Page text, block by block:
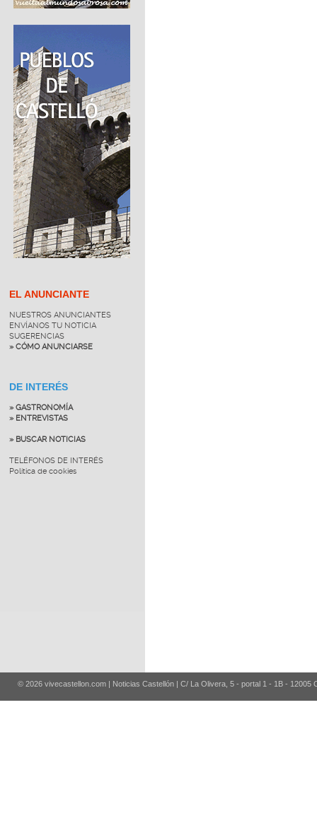
EL ANUNCIANTE
NUESTROS ANUNCIANTES
ENVÍANOS TU NOTICIA
SUGERENCIAS
» CÓMO ANUNCIARSE
DE INTERÉS
» GASTRONOMÍA
» ENTREVISTAS
» BUSCAR NOTICIAS
TELÉFONOS DE INTERÉS
Política de cookies
© 2026 vivecastellon.com | Noticias Castellón | C/ La Olivera, 5 - portal 1 - 1B - 12005